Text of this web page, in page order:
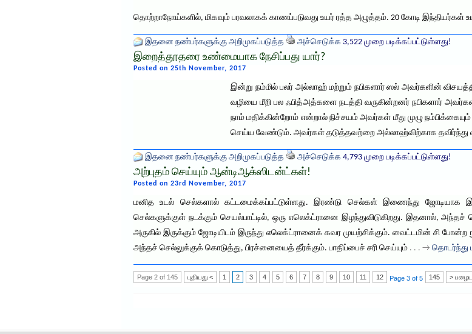
தொற்றாநோய்களில், மிகவும் பரவலாகக் காணப்படுவது உயர் ரத்த அழுத்தம். 20 கோடி இந்தியர்கள்
இதனை நண்பர்களுக்கு அறிமுகப்படுத்த அச்செடுக்க 3,522 முறை படிக்கப்பட்டுள்ளது!
இறைத்தூதரை உண்மையாக நேசிப்பது யார்?
Posted on 25th November, 2017
இன்று நம்மில் பலர் அல்லாஹ் மற்றும் நபிகளார் ஸல் அவர்களின்
வழியை மீறி பல ஃபித்அத்களை நடத்தி வருகின்றனர் நபிகளார்
நாம் மதிக்கின்றோம் என்றால் நிச்சயம் அவர்கள் மீது முழு
செய்ய வேண்டும். அவர்கள் தடுத்தவற்றை அல்லாஹ்விற்காக
இதனை நண்பர்களுக்கு அறிமுகப்படுத்த அச்செடுக்க 4,793 முறை படிக்கப்பட்டுள்ளது!
அற்புதம் செய்யும் ஆன்டிஆக்ஸிடன்ட்கள்!
Posted on 23rd November, 2017
மனித உடல் செல்களால் கட்டமைக்கப்பட்டுள்ளது. இரண்டு செல்கள் இணைந்து ஜோடியாக
செல்களுக்குள் நடக்கும் செயல்பாட்டில், ஒரு எலெக்ட்ரானை இழந்துவிடுகிறது. இதனால்,
அருகில் இருக்கும் ஜோடியிடம் இருந்து எலெக்ட்ரானைக் கவர முயற்சிக்கும். வைட்டமின் சி
அந்தச் செல்லுக்குக் கொடுத்து, பிரச்னையைத் தீர்க்கும். பாதிப்பைச் சரி செய்யும் . . . → தொடர்ந்து
Page 2 of 145 புதியது < 1 2 3 4 5 6 7 8 9 10 11 12 Page 3 of 5 145 >